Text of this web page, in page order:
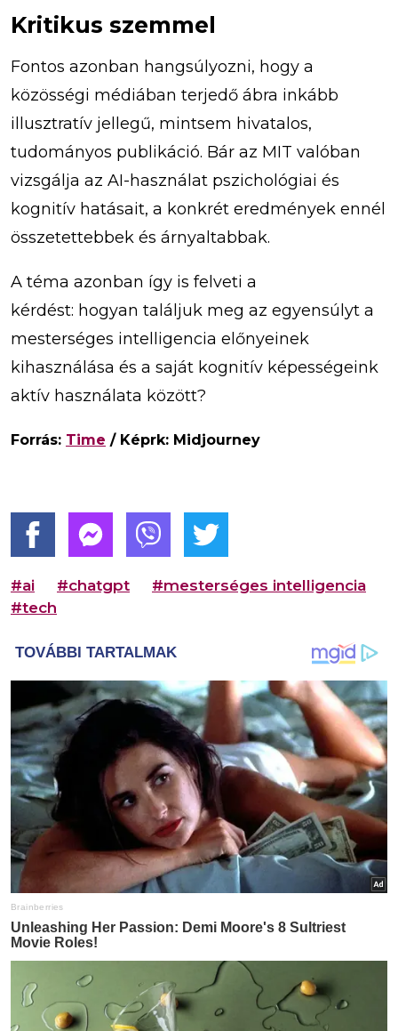
Kritikus szemmel
Fontos azonban hangsúlyozni, hogy a
közösségi médiában terjedő ábra inkább
illusztratív jellegű, mintsem hivatalos,
tudományos publikáció. Bár az MIT valóban
vizsgálja az AI-használat pszichológiai és
kognitív hatásait, a konkrét eredmények ennél
összetettebbek és árnyaltabbak.
A téma azonban így is felveti a
kérdést: hogyan találjuk meg az egyensúlyt a
mesterséges intelligencia előnyeinek
kihasználása és a saját kognitív képességeink
aktív használata között?
Forrás: Time / Képrk: Midjourney
#ai #chatgpt
#mesterséges intelligencia
#tech